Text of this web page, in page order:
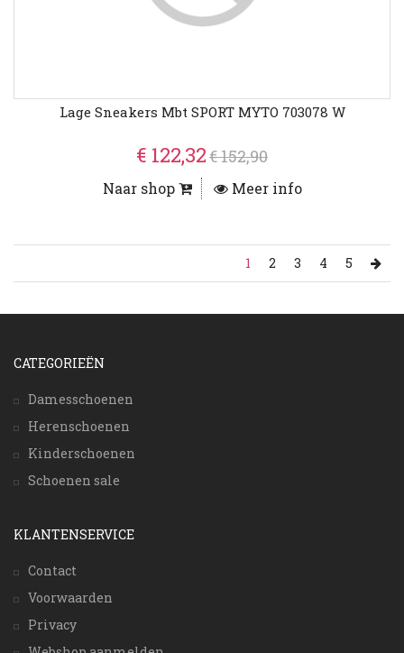
Lage Sneakers Mbt SPORT MYTO 703078 W
€ 122,32€ 152,90
Naar shop Meer info
1 2 3 4 5
CATEGORIEËN
Damesschoenen
Herenschoenen
Kinderschoenen
Schoenen sale
KLANTENSERVICE
Contact
Voorwaarden
Privacy